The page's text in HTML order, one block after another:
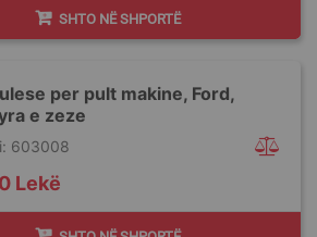
SHTO NË SHPORTË
per pult makine, Ford,
e zeze
603008
Lekë